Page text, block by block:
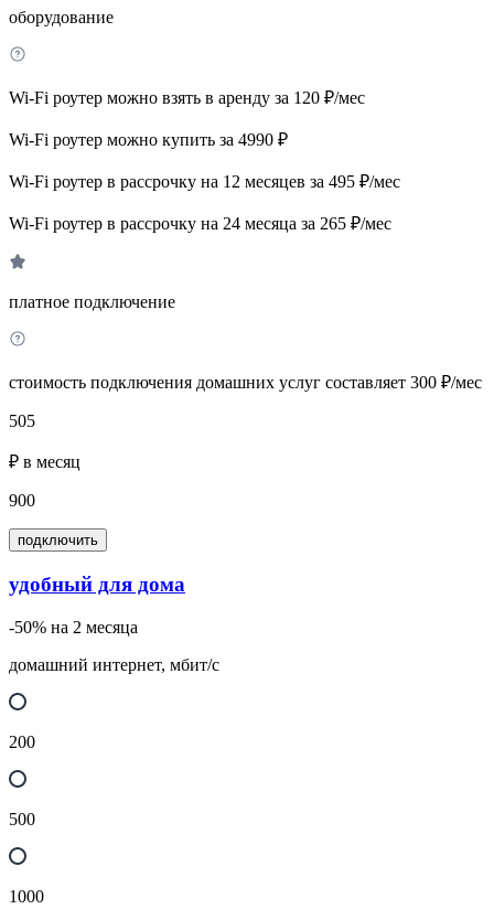
оборудование
Wi-Fi роутер можно взять в аренду за 120 ₽/мес
Wi-Fi роутер можно купить за 4990 ₽
Wi-Fi роутер в рассрочку на 12 месяцев за 495 ₽/мес
Wi-Fi роутер в рассрочку на 24 месяца за 265 ₽/мес
платное подключение
стоимость подключения домашних услуг составляет 300 ₽/мес
505
₽ в месяц
900
подключить
удобный для дома
-50% на 2 месяца
домашний интернет, мбит/с
200
500
1000